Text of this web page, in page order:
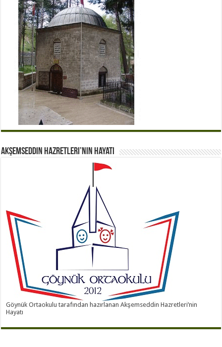
Akşemseddin Hazretleri’nin Hayatı
Göynük Ortaokulu tarafından hazırlanan Akşemseddin Hazretleri’nin
Hayatı